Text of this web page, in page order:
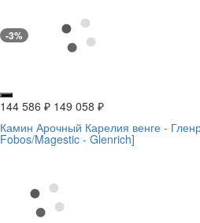
-3%
144 586 ₽ 149 058 ₽
Камин Арочный Карелия венге -
Fobos/Magestic - Glenrich]